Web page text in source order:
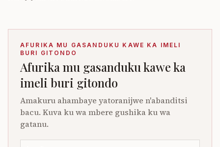
AFURIKA MU GASANDUKU KAWE KA IMELI
BURI GITONDO
Afurika mu gasanduku kawe ka
imeli buri gitondo
Amakuru ahambaye yatoranijwe n'abanditsi
bacu. Kuva ku wa mbere gushika ku wa
gatanu.